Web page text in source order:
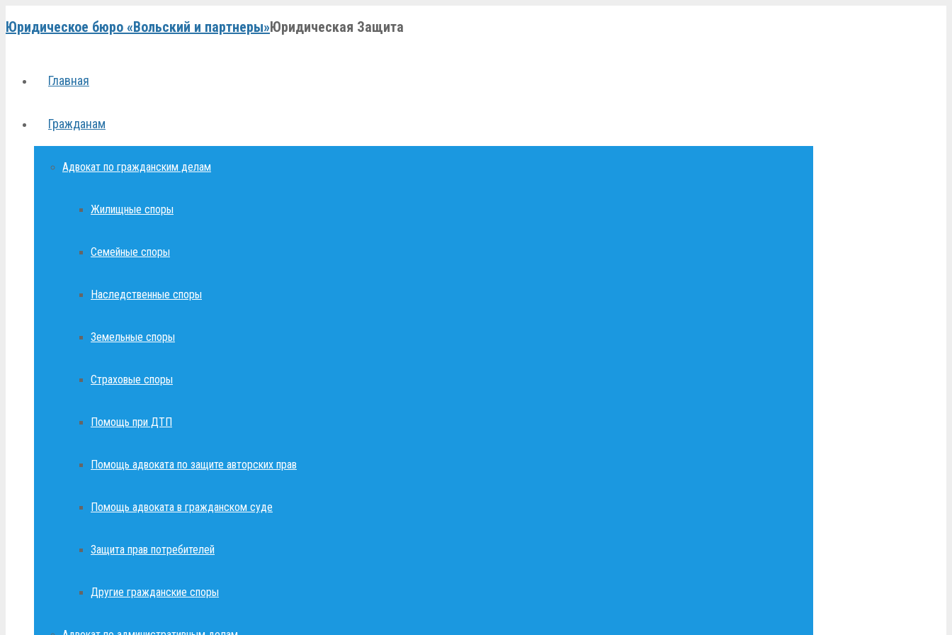
Юридическое бюро «Вольский и партнеры»Юридическая Защита
Главная
Гражданам
Адвокат по гражданским делам
Жилищные споры
Семейные споры
Наследственные споры
Земельные споры
Страховые споры
Помощь при ДТП
Помощь адвоката по защите авторских прав
Помощь адвоката в гражданском суде
Защита прав потребителей
Другие гражданские споры